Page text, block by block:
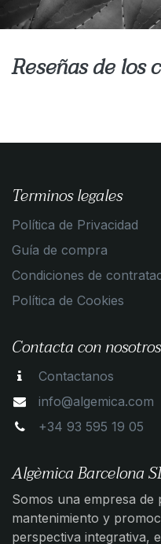
Reseñas de los
Terminos legales
Política de Privacidad
Guía de compra
Condiciones de
Política de Cookies
Contacta con nosotros
Contactanos
info@algemica.com
+34 93 595 19 05
Algèmica Barcelona
Somos una empresa de
mantenimiento y
perspectiva integrativa,